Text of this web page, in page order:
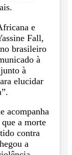
e
Fall,
brasileiro
à
à
elucidar
acompanha
a morte
contra
a